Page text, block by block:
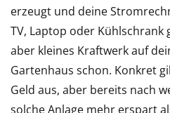
erzeugt und deine
TV, Laptop oder Kühlschrank
aber kleines Kraftwerk auf
Gartenhaus schon. Konkret
Geld aus, aber bereits nach
solche Anlage mehr erspart